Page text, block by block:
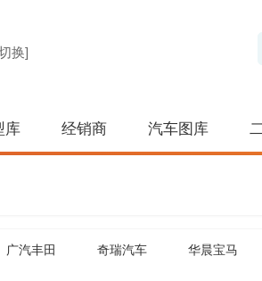
换]
库 经销商 汽车图库
广汽丰田 奇瑞汽车 华晨宝马